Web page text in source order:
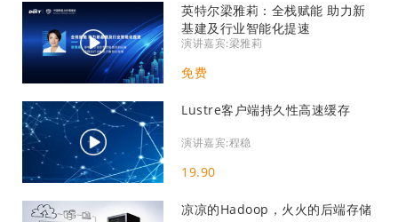
英特尔梁雅莉：全栈赋能 助力新
基建及行业智能化提速
演讲嘉宾:梁雅莉
免费
Lustre客户端持久性高速缓存
演讲嘉宾:程稳
19.90
凉凉的Hadoop，火火的后端存储